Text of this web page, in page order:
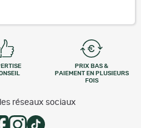
PRIX BAS &
PAIEMENT EN PLUSIEURS
FOIS
réseaux sociaux